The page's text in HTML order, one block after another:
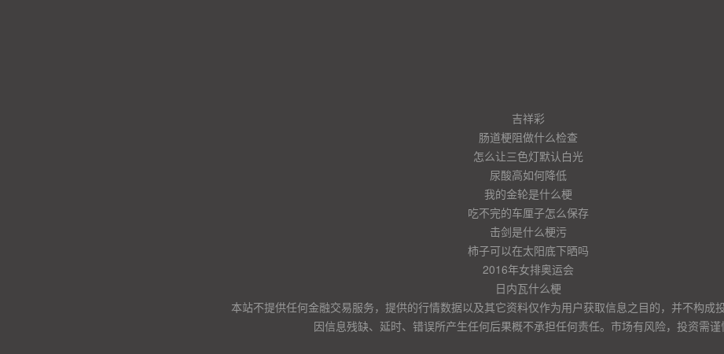
吉祥彩
肠道梗阻做什么检查
怎么让三色灯默认白光
尿酸高如何降低
我的金轮是什么梗
吃不完的车厘子怎么保存
击剑是什么梗污
柿子可以在太阳底下晒吗
2016年女排奥运会
日内瓦什么梗
本站不提供任何金融交易服务，提供的行情数据以及其它资料仅作为用户获取信息之目的，并不构成
因信息残缺、延时、错误所产生任何后果概不承担任何责任。市场有风险，投资需谨